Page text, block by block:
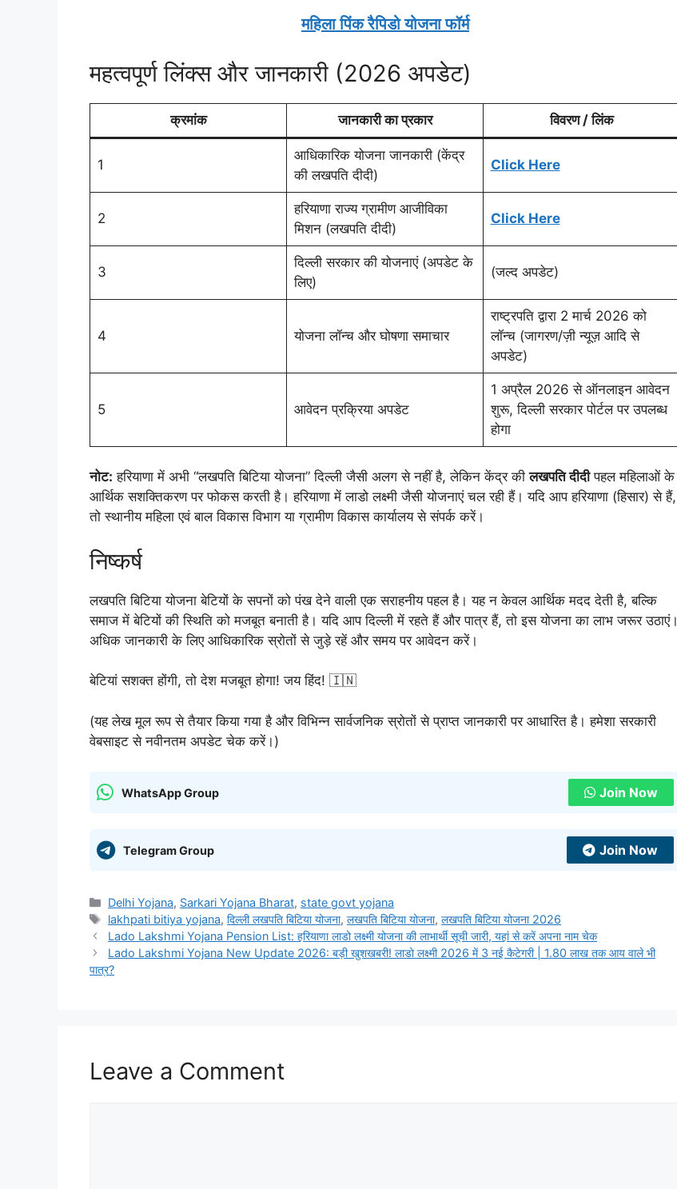
महिला पिंक रैपिडो योजना फॉर्म
महत्वपूर्ण लिंक्स और जानकारी (2026 अपडेट)
क्रमांक जानकारी का प्रकार विवरण / लिंक
1
आधिकारिक योजना जानकारी (केंद्र
की लखपति दीदी)
Click Here
2
हरियाणा राज्य ग्रामीण आजीविका
मिशन (लखपति दीदी)
Click Here
3
दिल्ली सरकार की योजनाएं (अपडेट के
लिए)
(जल्द अपडेट)
4 योजना लॉन्च और घोषणा समाचार
राष्ट्रपति द्वारा 2 मार्च 2026 को
लॉन्च (जागरण/ज़ी न्यूज़ आदि से
अपडेट)
5 आवेदन प्रक्रिया अपडेट
1 अप्रैल 2026 से ऑनलाइन आवेदन
शुरू, दिल्ली सरकार पोर्टल पर उपलब्ध
होगा
नोट: हरियाणा में अभी “लखपति बिटिया योजना” दिल्ली जैसी अलग से नहीं है, लेकिन केंद्र कीलखपति दीदीपहल महिलाओं के
आर्थिक सशक्तिकरण पर फोकस करती है। हरियाणा में लाडो लक्ष्मी जैसी योजनाएं चल रही हैं। यदि आप हरियाणा (हिसार) से हैं,
तो स्थानीय महिला एवं बाल विकास विभाग या ग्रामीण विकास कार्यालय से संपर्क करें।
निष्कर्ष
लखपति बिटिया योजना बेटियों के सपनों को पंख देने वाली एक सराहनीय पहल है। यह न केवल आर्थिक मदद देती है, बल्कि
समाज में बेटियों की स्थिति को मजबूत बनाती है। यदि आप दिल्ली में रहते हैं और पात्र हैं, तो इस योजना का लाभ जरूर उठाएं।
अधिक जानकारी के लिए आधिकारिक स्रोतों से जुड़े रहें और समय पर आवेदन करें।
बेटियां सशक्त होंगी, तो देश मजबूत होगा! जय हिंद! 🇮🇳
(यह लेख मूल रूप से तैयार किया गया है और विभिन्न सार्वजनिक स्रोतों से प्राप्त जानकारी पर आधारित है। हमेशा सरकारी
वेबसाइट से नवीनतम अपडेट चेक करें।)
WhatsApp Group Join Now
Telegram Group Join Now
Categories
Delhi Yojana, Sarkari Yojana Bharat, state govt yojana
Tags
lakhpati bitiya yojana,दिल्ली लखपति बिटिया योजना,लखपति बिटिया योजना,लखपति बिटिया योजना 2026
Lado Lakshmi Yojana Pension List: हरियाणा लाडो लक्ष्मी योजना की लाभार्थी सूची जारी, यहां से करें अपना नाम चेक
Lado Lakshmi Yojana New Update 2026: बड़ी खुशखबरी! लाडो लक्ष्मी 2026 में 3 नई कैटेगरी | 1.80 लाख तक आय वाले भी
पात्र?
Leave a Comment